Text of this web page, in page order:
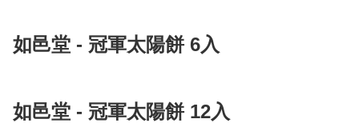
如邑堂 - 冠軍太陽餅 6入
如邑堂 - 冠軍太陽餅 12入